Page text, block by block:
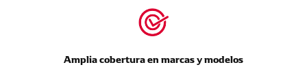
Amplia cobertura en marcas y modelos